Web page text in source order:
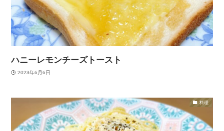
ハニーレモンチーズトースト
2023年6月6日
料理